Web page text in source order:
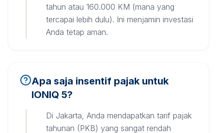
tahun atau 160.000 KM (mana yang
tercapai lebih dulu). Ini menjamin investasi
Anda tetap aman.
Apa saja insentif pajak untuk
IONIQ 5?
Di Jakarta, Anda mendapatkan tarif pajak
tahunan (PKB) yang sangat rendah